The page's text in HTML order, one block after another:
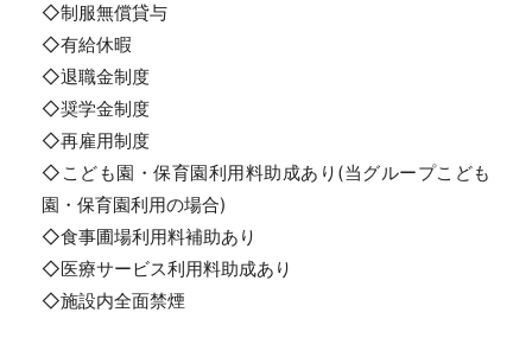
◇制服無償貸与
◇有給休暇
◇退職金制度
◇奨学金制度
◇再雇用制度
◇こども園・保育園利用料助成あり(当グループこども
園・保育園利用の場合)
◇食事圃場利用料補助あり
◇医療サービス利用料助成あり
◇施設内全面禁煙